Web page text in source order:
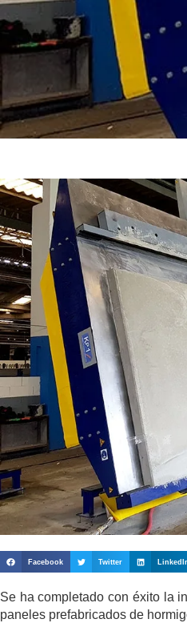
Facebook Twitter
Se ha completado con éxito la
paneles prefabricados de